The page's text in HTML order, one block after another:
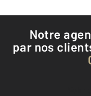
Notre
par nos